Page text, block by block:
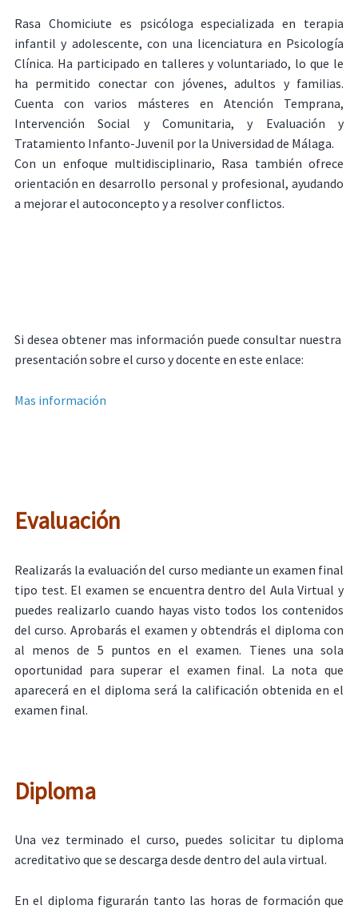
Rasa Chomiciute es psicóloga especializada en terapia
infantil y adolescente, con una licenciatura en Psicología
Clínica. Ha participado en talleres y voluntariado, lo que le
ha permitido conectar con jóvenes, adultos y familias.
Cuenta con varios másteres en Atención Temprana,
Intervención Social y Comunitaria, y Evaluación y
Tratamiento Infanto-Juvenil por la Universidad de Málaga.
Con un enfoque multidisciplinario, Rasa también ofrece
orientación en desarrollo personal y profesional, ayudando
a mejorar el autoconcepto y a resolver conflictos.
Si desea obtener mas información puede consultar nuestra
presentación sobre el curso y docente en este enlace:
Mas información
Evaluación
Realizarás la evaluación del curso mediante un examen final
tipo test. El examen se encuentra dentro del Aula Virtual y
puedes realizarlo cuando hayas visto todos los contenidos
del curso. Aprobarás el examen y obtendrás el diploma con
al menos de 5 puntos en el examen. Tienes una sola
oportunidad para superar el examen final. La nota que
aparecerá en el diploma será la calificación obtenida en el
examen final.
Diploma
Una vez terminado el curso, puedes solicitar tu diploma
acreditativo que se descarga desde dentro del aula virtual.
En el diploma figurarán tanto las horas de formación que